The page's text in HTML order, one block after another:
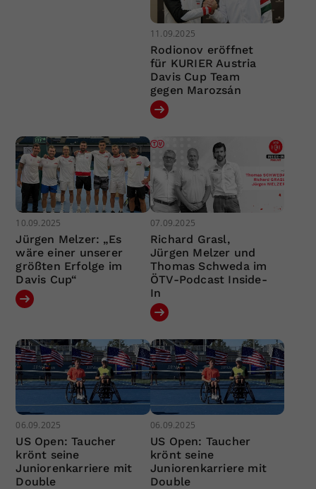
11.09.2025
Rodionov eröffnet
für KURIER Austria
Davis Cup Team
gegen Marozsán
10.09.2025
Jürgen Melzer: „Es
wäre einer unserer
größten Erfolge im
Davis Cup“
07.09.2025
Richard Grasl,
Jürgen Melzer und
Thomas Schweda im
ÖTV-Podcast Inside-
In
06.09.2025
US Open: Taucher
krönt seine
Juniorenkarriere mit
Double
06.09.2025
US Open: Taucher
krönt seine
Juniorenkarriere mit
Double